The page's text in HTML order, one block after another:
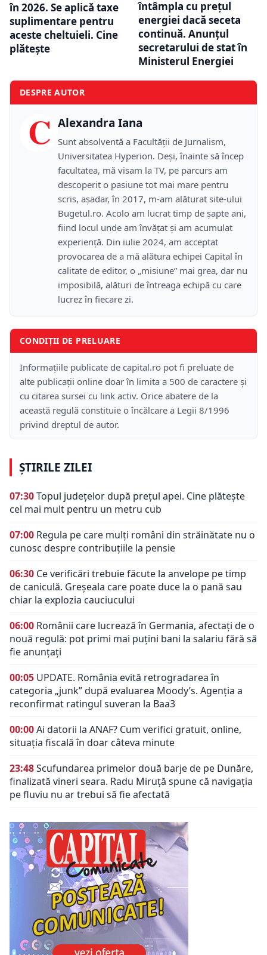
în 2026. Se aplică taxe
suplimentare pentru
aceste cheltuieli. Cine
plătește
întâmpla cu prețul
energiei dacă seceta
continuă. Anunțul
secretarului de stat în
Ministerul Energiei
DESPRE AUTOR
C Alexandra Iana
Sunt absolventă a Facultății de Jurnalism,
Universitatea Hyperion. Deși, înainte să încep
facultatea, mă visam la TV, pe parcurs am
descoperit o pasiune tot mai mare pentru
scris, așadar, în 2017, m-am alăturat site-ului
Bugetul.ro. Acolo am lucrat timp de șapte ani,
fiind locul unde am învățat și am acumulat
experiență. Din iulie 2024, am acceptat
provocarea de a mă alătura echipei Capital în
calitate de editor, o „misiune” mai grea, dar nu
imposibilă, alături de întreaga echipă cu care
lucrez în fiecare zi.
CONDIȚII DE PRELUARE
Informațiile publicate de capital.ro pot fi preluate de
alte publicații online doar în limita a 500 de caractere și
cu citarea sursei cu link activ. Orice abatere de la
această regulă constituie o încălcare a Legii 8/1996
privind dreptul de autor.
ȘTIRILE ZILEI
07:30Topul județelor după prețul apei. Cine plătește
cel mai mult pentru un metru cub
07:00 Regula pe care mulți români din străinătate nu o
cunosc despre contribuțiile la pensie
06:30 Ce verificări trebuie făcute la anvelope pe timp
de caniculă. Greșeala care poate duce la o pană sau
chiar la explozia cauciucului
06:00 Românii care lucrează în Germania, afectați de o
nouă regulă: pot primi mai puțini bani la salariu fără să
fie anunțați
00:05 UPDATE. România evită retrogradarea în
categoria „junk” după evaluarea Moody’s. Agenția a
reconfirmat ratingul suveran la Baa3
00:00Ai datorii la ANAF? Cum verifici gratuit, online,
situația fiscală în doar câteva minute
23:48Scufundarea primelor două barje de pe Dunăre,
finalizată vineri seara. Radu Miruță spune că navigația
pe fluviu nu ar trebui să fie afectată